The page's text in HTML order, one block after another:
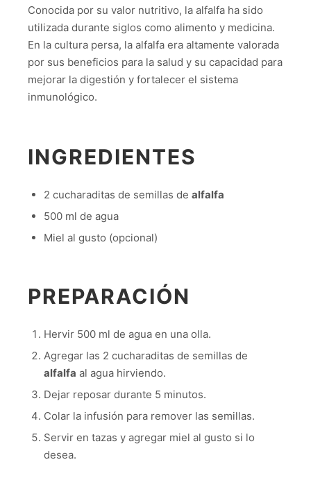
Conocida por su valor nutritivo, la alfalfa ha sido
utilizada durante siglos como alimento y medicina.
En la cultura persa, la alfalfa era altamente valorada
por sus beneficios para la salud y su capacidad para
mejorar la digestión y fortalecer el sistema
inmunológico.
INGREDIENTES
2 cucharaditas de semillas de alfalfa
500 ml de agua
Miel al gusto (opcional)
PREPARACIÓN
Hervir 500 ml de agua en una olla.
Agregar las 2 cucharaditas de semillas de
alfalfa al agua hirviendo.
Dejar reposar durante 5 minutos.
Colar la infusión para remover las semillas.
Servir en tazas y agregar miel al gusto si lo
desea.